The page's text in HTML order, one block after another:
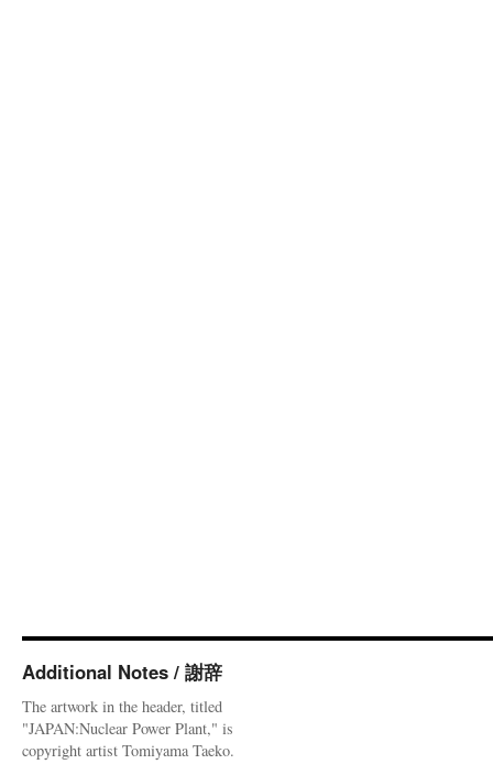
Additional Notes / 謝辞
The artwork in the header, titled
"JAPAN:Nuclear Power Plant," is
copyright artist Tomiyama Taeko.